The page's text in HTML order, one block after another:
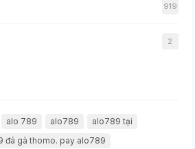
919
2
alo 789 alo789
alo789 tại
đá gà thomo. pay alo789